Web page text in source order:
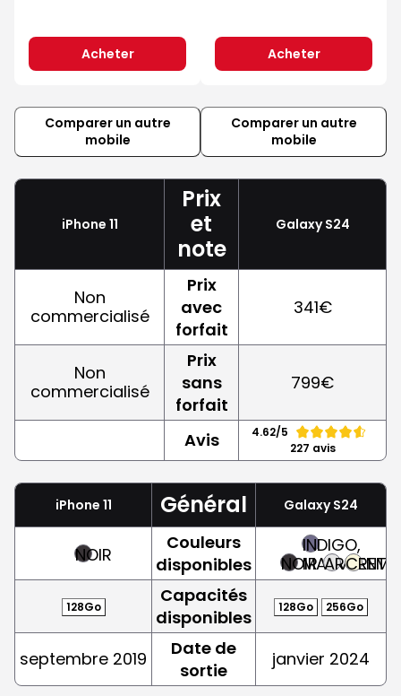
Acheter Acheter
Comparer un autre
mobile
Comparer un autre
mobile
iPhone 11
Prix
et
note
Galaxy S24
Non
commercialisé
Prix
avec
forfait
341€
Non
commercialisé
Prix
sans
forfait
799€
Avis
4.62/5
227 avis
iPhone 11 Général Galaxy S24
NOIR
Couleurs
disponibles
NOIR
INDIGO,
MAUVE
ARGENT
CREME
128Go
Capacités
disponibles
128Go 256Go
septembre 2019
Date de
sortie
janvier 2024